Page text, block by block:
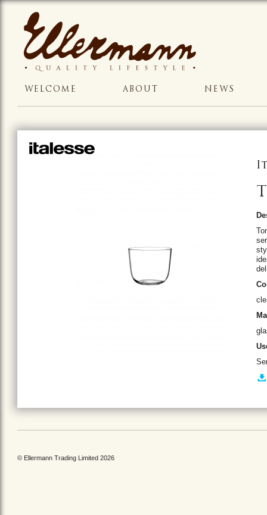
WELCOME ABOUT NEWS
© Ellermann Trading Limited 2026